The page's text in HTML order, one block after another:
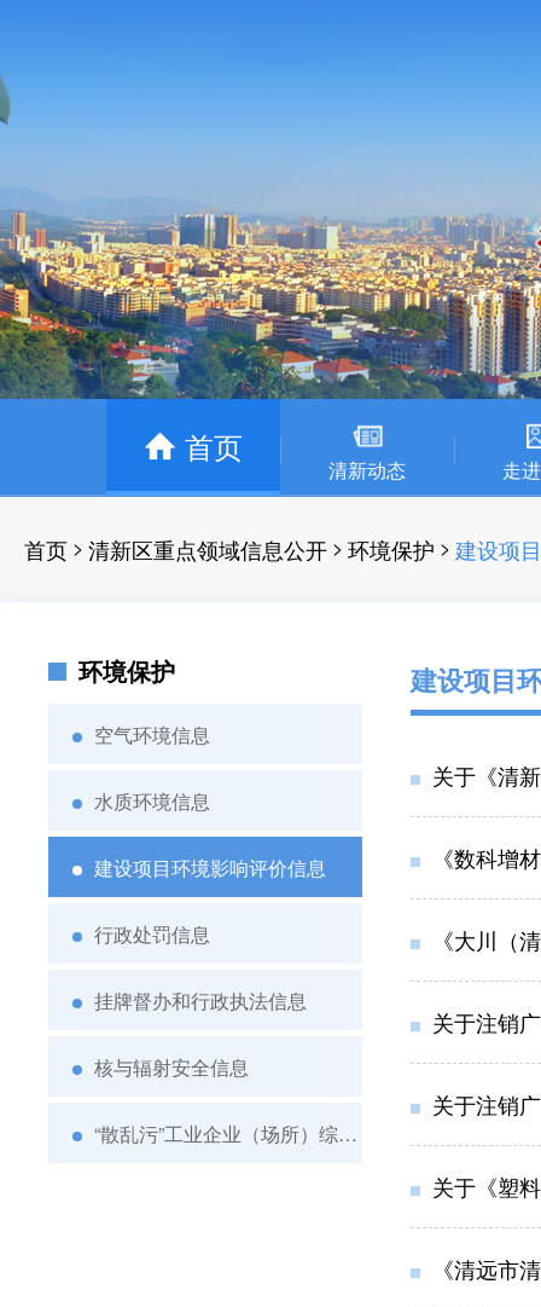
首页
清新动态 走
首页 > 清新区重点领域信息公开 > 环境保护 > 建设项
环境保护
空气环境信息
水质环境信息
建设项目环境影响评价信息
行政处罚信息
挂牌督办和行政执法信息
核与辐射安全信息
“散乱污”工业企业（场所）综合整治
建设项目
关于《清
《数科增
《大川（清新）
关于注销
关于注销
关于《塑
《清远市